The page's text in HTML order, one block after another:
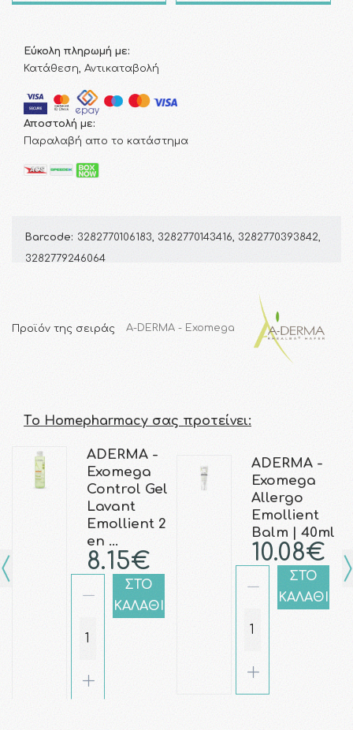
Εύκολη πληρωμή με:
Κατάθεση, Αντικαταβολή
Αποστολή με:
Παραλαβή απο το κατάστημα
Barcode: 3282770106183, 3282770143416, 3282770393842,
3282779246064
Προϊόν της σειράς A-DERMA - Exomega
Τo Homepharmacy σας προτείνει:
ADERMA -
Exomega
Control Gel
Lavant
Emollient 2
en …
8.15€
ΣΤΟ
ΚΑΛΑΘΙ
ADERMA -
Exomega
Allergo
Emollient
Balm | 40ml
10.08€
ΣΤΟ
ΚΑΛΑΘΙ